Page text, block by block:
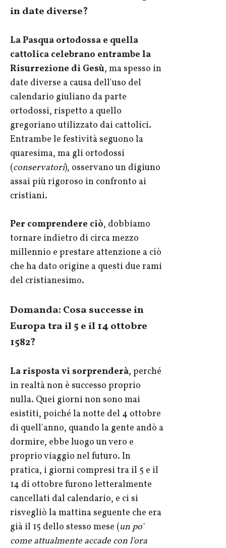
in date diverse?
La Pasqua ortodossa e quella
cattolica celebrano entrambe la
Risurrezione di Gesù, ma spesso in
date diverse a causa dell'uso del
calendario giuliano da parte
ortodossi, rispetto a quello
gregoriano utilizzato dai cattolici.
Entrambe le festività seguono la
quaresima, ma gli ortodossi
(conservatori), osservano un digiuno
assai più rigoroso in confronto ai
cristiani.
Per comprendere ciò, dobbiamo
tornare indietro di circa mezzo
millennio e prestare attenzione a ciò
che ha dato origine a questi due rami
del cristianesimo.
Domanda: Cosa successe in
Europa tra il 5 e il 14 ottobre
1582?
La risposta vi sorprenderà, perché
in realtà non è successo proprio
nulla. Quei giorni non sono mai
esistiti, poiché la notte del 4 ottobre
di quell'anno, quando la gente andò a
dormire, ebbe luogo un vero e
proprio viaggio nel futuro. In
pratica, i giorni compresi tra il 5 e il
14 di ottobre furono letteralmente
cancellati dal calendario, e ci si
risvegliò la mattina seguente che era
già il 15 dello stesso mese (un po'
come attualmente accade con l'ora